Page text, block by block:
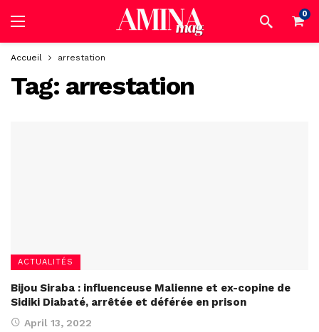
0
Accueil arrestation
Tag: arrestation
ACTUALITÉS
Bijou Siraba : influenceuse Malienne et ex-copine de
Sidiki Diabaté, arrêtée et déférée en prison
April 13, 2022